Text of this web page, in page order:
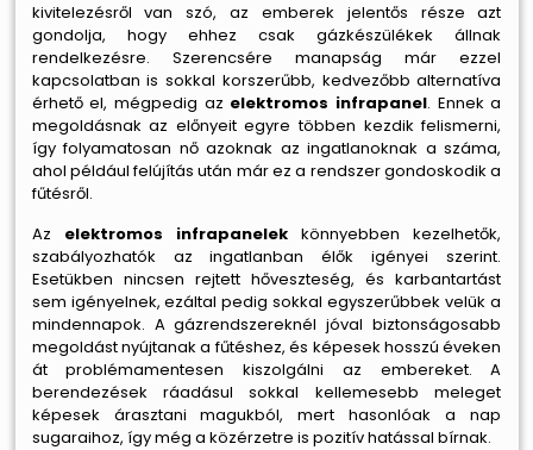
kivitelezésről van szó, az emberek jelentős része azt
gondolja, hogy ehhez csak gázkészülékek állnak
rendelkezésre. Szerencsére manapság már ezzel
kapcsolatban is sokkal korszerűbb, kedvezőbb alternatíva
érhető el, mégpedig az elektromos infrapanel. Ennek a
megoldásnak az előnyeit egyre többen kezdik felismerni,
így folyamatosan nő azoknak az ingatlanoknak a száma,
ahol például felújítás után már ez a rendszer gondoskodik a
fűtésről.
Az elektromos infrapanelekkönnyebben kezelhetők,
szabályozhatók az ingatlanban élők igényei szerint.
Esetükben nincsen rejtett hőveszteség, és karbantartást
sem igényelnek, ezáltal pedig sokkal egyszerűbbek velük a
mindennapok. A gázrendszereknél jóval biztonságosabb
megoldást nyújtanak a fűtéshez, és képesek hosszú éveken
át problémamentesen kiszolgálni az embereket. A
berendezések ráadásul sokkal kellemesebb meleget
képesek árasztani magukból, mert hasonlóak a nap
sugaraihoz, így még a közérzetre is pozitív hatással bírnak.